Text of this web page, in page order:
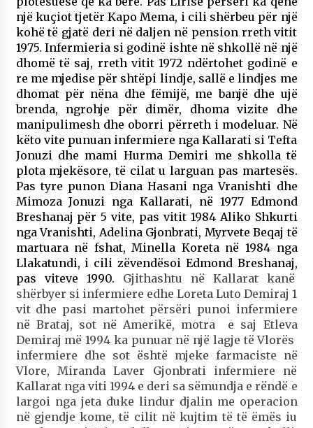
një kuçiot tjetër Kapo Mema, i cili shërbeu për një
kohë të gjatë deri në daljen në pension rreth vitit
1975. Infermieria si godinë ishte në shkollë në një
dhomë të saj, rreth vitit 1972 ndërtohet godinë e
re me mjedise për shtëpi lindje, sallë e lindjes me
dhomat për nëna dhe fëmijë, me banjë dhe ujë
brenda, ngrohje për dimër, dhoma vizite dhe
manipulimesh dhe oborri përreth i modeluar. Në
këto vite punuan infermiere nga Kallarati si Tefta
Jonuzi dhe mami Hurma Demiri me shkolla të
plota mjekësore, të cilat u larguan pas martesës.
Pas tyre punon Diana Hasani nga Vranishti dhe
Mimoza Jonuzi nga Kallarati, në 1977 Edmond
Breshanaj për 5 vite, pas vitit 1984 Aliko Shkurti
nga Vranishti, Adelina Gjonbrati, Myrvete Beqaj të
martuara në fshat, Minella Koreta në 1984 nga
Llakatundi, i cili zëvendësoi Edmond Breshanaj,
pas viteve 1990. Gjithashtu në Kallarat kanë
shërbyer si infermiere edhe Loreta Luto Demiraj 1
vit dhe pasi martohet përsëri punoi infermiere
në Brataj, sot në Amerikë, motra e saj Etleva
Demiraj më 1994 ka punuar në një lagje të Vlorës
infermiere dhe sot është mjeke farmaciste në
Vlore, Miranda Laver Gjonbrati infermiere në
Kallarat nga viti 1994 e deri sa sëmundja e rëndë e
largoi nga jeta duke lindur djalin me operacion
në gjendje kome, të cilit në kujtim të të ëmës iu